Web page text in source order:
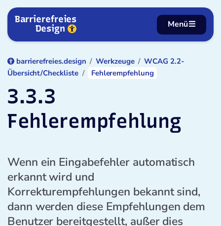
Zum Inhalt springen
Barrierefreies
Design
Menü
barrierefreies.design Werkzeuge
WCAG 2.2-
Übersicht/Checkliste
Fehlerempfehlung
3.3.3
Fehlerempfehlung
Wenn ein Eingabefehler automatisch
erkannt wird und
Korrekturempfehlungen bekannt sind,
dann werden diese Empfehlungen dem
Benutzer bereitgestellt, außer dies